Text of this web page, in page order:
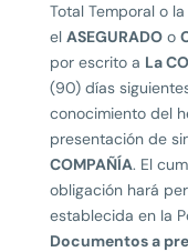
Total Temporal o
el ASEGURADOo
por escrito a La
(90) días
conocimiento del
presentación de
COMPAÑÍA. El
obligación hará
establecida en Ia
Documentos a